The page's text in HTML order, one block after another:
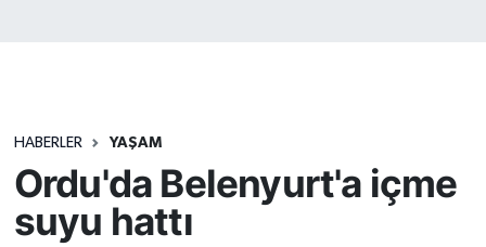
HABERLER YAŞAM
Ordu'da Belenyurt'a içme
suyu hattı